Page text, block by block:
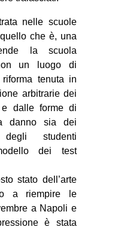
Fb
tw
bsky
ms
SEARCH
nelle scuole
che è, una
la scuola
un luogo di
tenuta in
arbitrarie dei
e dalle forme di
danno sia dei
studenti
dei test
stato dell’arte
a riempire le
a Napoli e
è stata